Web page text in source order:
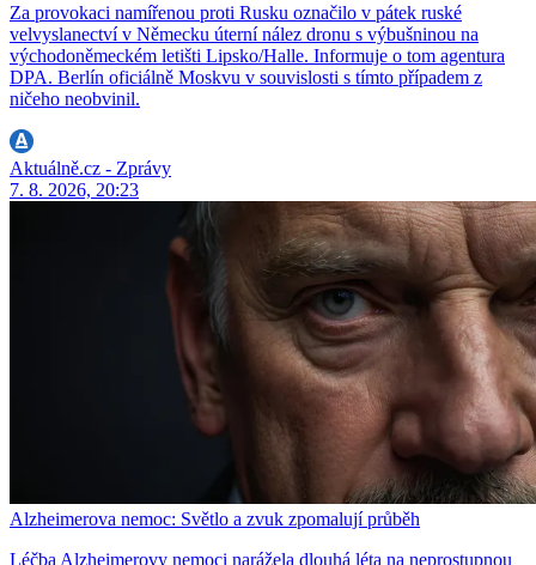
Za provokaci namířenou proti Rusku označilo v pátek ruské
velvyslanectví v Německu úterní nález dronu s výbušninou na
východoněmeckém letišti Lipsko/Halle. Informuje o tom agentura
DPA. Berlín oficiálně Moskvu v souvislosti s tímto případem z
ničeho neobvinil.
Aktuálně.cz - Zprávy
7. 8. 2026, 20:23
Alzheimerova nemoc: Světlo a zvuk zpomalují průběh
Léčba Alzheimerovy nemoci narážela dlouhá léta na neprostupnou